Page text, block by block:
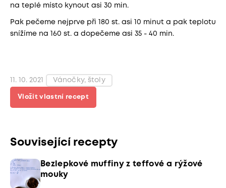
na teplé místo kynout asi 30 min.
Pak pečeme nejprve při 180 st. asi 10 minut a pak teplotu
snížíme na 160 st. a dopečeme asi 35 - 40 min.
11. 10. 2021 Vánočky, štoly
Vložit vlastní recept
Související recepty
Bezlepkové muffiny z teffové a rýžové
mouky